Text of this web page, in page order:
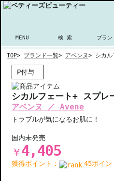
MENU 検 索 ブラン
TOP> ブランド一覧> アベンヌ> シカ
P付与
シカルフェート+ スプ
アベンヌ ／ Avene
トラブルが気になるお肌に！
国内未発売
￥ 4,405
獲得ポイント： 45ポイ